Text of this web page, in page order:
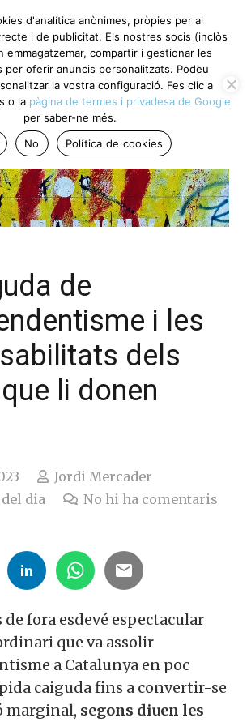
de
i les
dels
li donen
Jordi Mercader
dia
No hi ha comentaris
de fora esdevé espectacular
que va assolir
a Catalunya en poc
caiguda fins a convertir-se
marginal, segons diuen les
d'analítica anònimes, pròpies per al
i de publicitat. Els nostres socis (inclòs
emmagatzemar, compartir i gestionar les
per oferir anuncis personalitzats. Podeu
la vostra configuració. Fes clic a
o la pàgina de termes i privadesa de Google
per saber-ne més.
No Política de cookies